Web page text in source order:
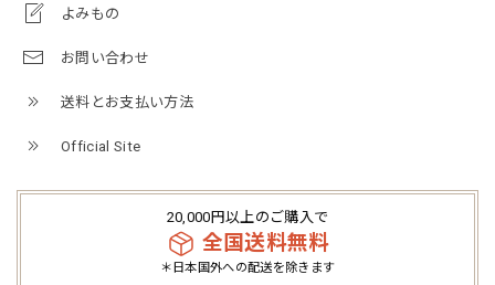
よみもの
お問い合わせ
送料とお支払い方法
Official Site
20,000円以上のご購入で
全国送料無料
＊日本国外への配送を除きます